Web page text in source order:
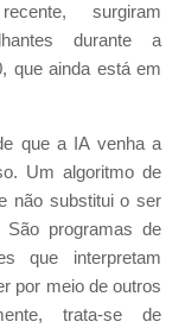
surgiram
durante a
que ainda está em
que a IA venha a
Um algoritmo de
não substitui o ser
São programas de
que interpretam
por meio de outros
trata-se de